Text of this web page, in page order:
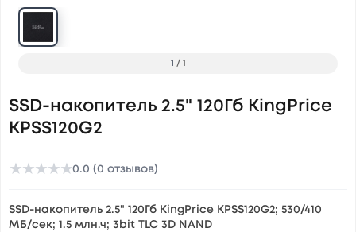
1 / 1
SSD-накопитель 2.5" 120Гб KingPrice
KPSS120G2
★★★★★0.0 (0 отзывов)
SSD-накопитель 2.5" 120Гб KingPrice KPSS120G2; 530/410
МБ/сек; 1.5 млн.ч; 3bit TLC 3D NAND